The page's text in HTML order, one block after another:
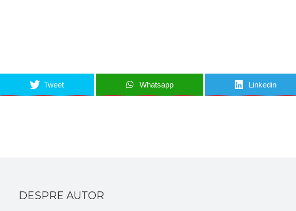
Tweet Whatsapp Linkedin
DESPRE AUTOR